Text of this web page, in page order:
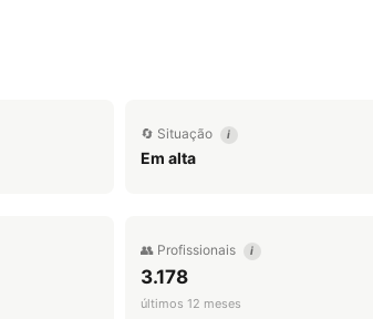
🔄 Situação i
Em alta
👥 Profissionais i
3.178
últimos 12 meses